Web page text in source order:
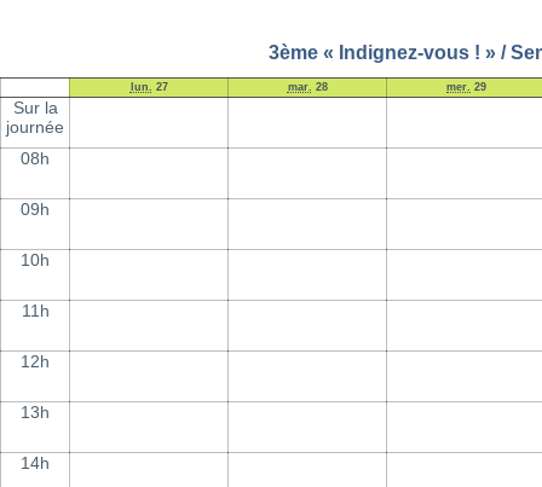
3ème « Indignez-vous ! » /
lun. 27 mar. 28 mer. 29
Sur la
journée
08h
09h
10h
11h
12h
13h
14h